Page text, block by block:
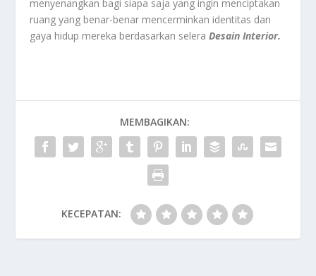
menyenangkan bagi siapa saja yang ingin menciptakan
ruang yang benar-benar mencerminkan identitas dan
gaya hidup mereka berdasarkan seleraDesain Interior.
MEMBAGIKAN:
KECEPATAN: